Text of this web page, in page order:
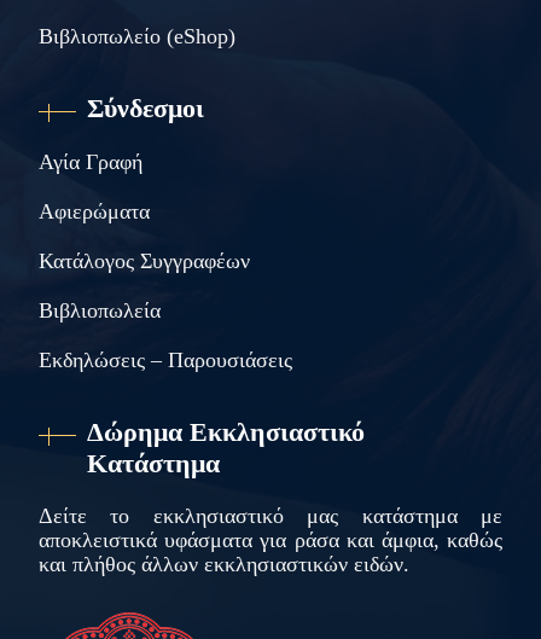
Βιβλιοπωλείο (eShop)
Σύνδεσμοι
Αγία Γραφή
Αφιερώματα
Κατάλογος Συγγραφέων
Βιβλιοπωλεία
Εκδηλώσεις – Παρουσιάσεις
Δώρημα Εκκλησιαστικό
Κατάστημα
Δείτε το εκκλησιαστικό μας κατάστημα με
αποκλειστικά υφάσματα για ράσα και άμφια, καθώς
και πλήθος άλλων εκκλησιαστικών ειδών.